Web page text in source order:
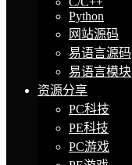
Python
网站源码
易语言源码
易语言模块
资源分享
PC科技
PE科技
PC游戏